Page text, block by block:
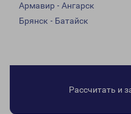
Армавир - Ангарск
Брянск - Батайск
Рассчитать и